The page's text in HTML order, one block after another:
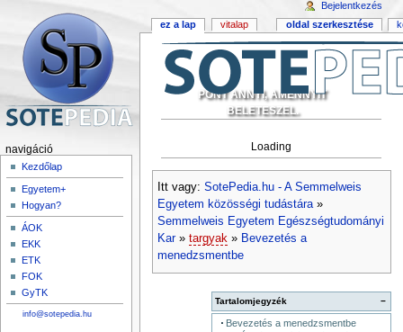
PONT ANNYI, AMENNYIT
BELETESZEL.
Loading
Itt vagy: SotePedia.hu - A Semmelweis
Egyetem közösségi tudástára»
Semmelweis Egyetem Egészségtudományi
Kar» targyak» Bevezetés a
menedzsmentbe
−
Tartalomjegyzék
Bevezetés a menedzsmentbe
ez a lap vitalap oldal szerkesztése
Bejelentkezés
navigáció
Kezdőlap
Egyetem+
Hogyan?
ÁOK
EKK
ETK
FOK
GyTK
info@sotepedia.hu